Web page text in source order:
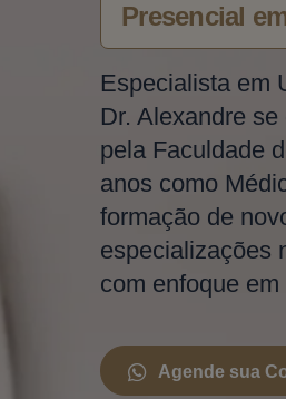
Presencial
Especialista em
Dr. Alexandre
pela Faculdade
anos como
formação de
especializações
com enfoque
Agende sua